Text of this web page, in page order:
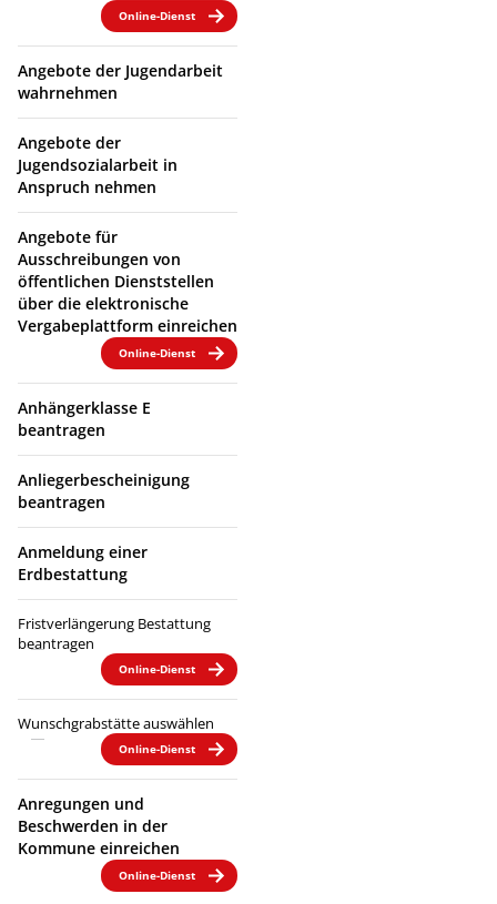
Online-Dienst
Angebote der Jugendarbeit
wahrnehmen
Angebote der
Jugendsozialarbeit in
Anspruch nehmen
Angebote für
Ausschreibungen von
öffentlichen Dienststellen
über die elektronische
Vergabeplattform einreichen
Online-Dienst
Anhängerklasse E
beantragen
Anliegerbescheinigung
beantragen
Anmeldung einer
Erdbestattung
Fristverlängerung Bestattung
beantragen
Online-Dienst
Wunschgrabstätte auswählen
Online-Dienst
Anregungen und
Beschwerden in der
Kommune einreichen
Online-Dienst